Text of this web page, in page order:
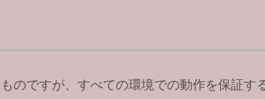
のですが、すべての環境での動作を保証す